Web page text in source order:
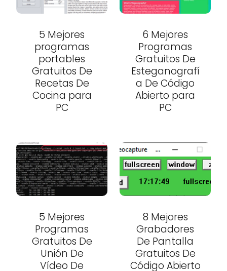
5 Mejores
programas
portables
Gratuitos De
Recetas De
Cocina para
PC
6 Mejores
Programas
Gratuitos De
Esteganografí
a De Código
Abierto para
PC
5 Mejores
Programas
Gratuitos De
Unión De
Vídeo De
8 Mejores
Grabadores
De Pantalla
Gratuitos De
Código Abierto